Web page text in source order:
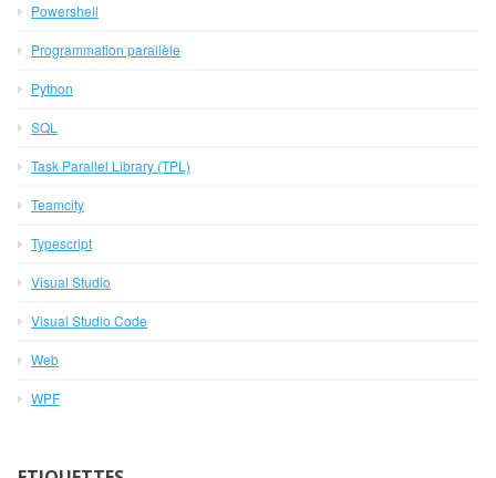
Powershell
Programmation parallèle
Python
SQL
Task Parallel Library (TPL)
Teamcity
Typescript
Visual Studio
Visual Studio Code
Web
WPF